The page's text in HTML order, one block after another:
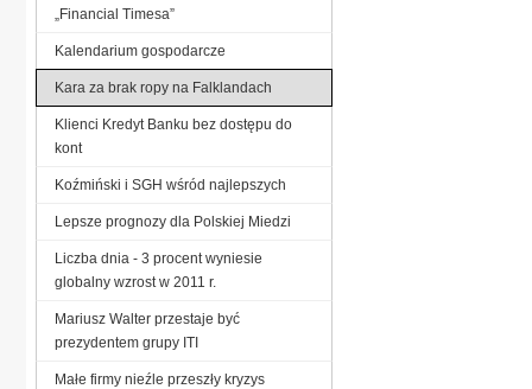
„Financial Timesa”
Kalendarium gospodarcze
Kara za brak ropy na Falklandach
Klienci Kredyt Banku bez dostępu do
kont
Koźmiński i SGH wśród najlepszych
Lepsze prognozy dla Polskiej Miedzi
Liczba dnia - 3 procent wyniesie
globalny wzrost w 2011 r.
Mariusz Walter przestaje być
prezydentem grupy ITI
Małe firmy nieźle przeszły kryzys